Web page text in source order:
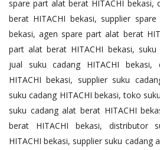
spare part alat berat HITACHI
berat HITACHI bekasi, supplier
bekasi, agen spare part alat berat
part alat berat HITACHI bekasi, suku
jual suku cadang HITACHI bekasi,
HITACHI bekasi, supplier suku
suku cadang HITACHI bekasi, toko
suku cadang alat berat HITACHI
berat HITACHI bekasi, distributor
HITACHI bekasi, supplier suku cadang